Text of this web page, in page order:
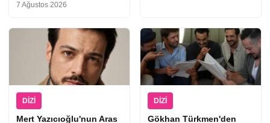
7 Ağustos 2026
DIZI
Mert Yazıcıoğlu'nun Aras
DIZI
Gökhan Türkmen'den